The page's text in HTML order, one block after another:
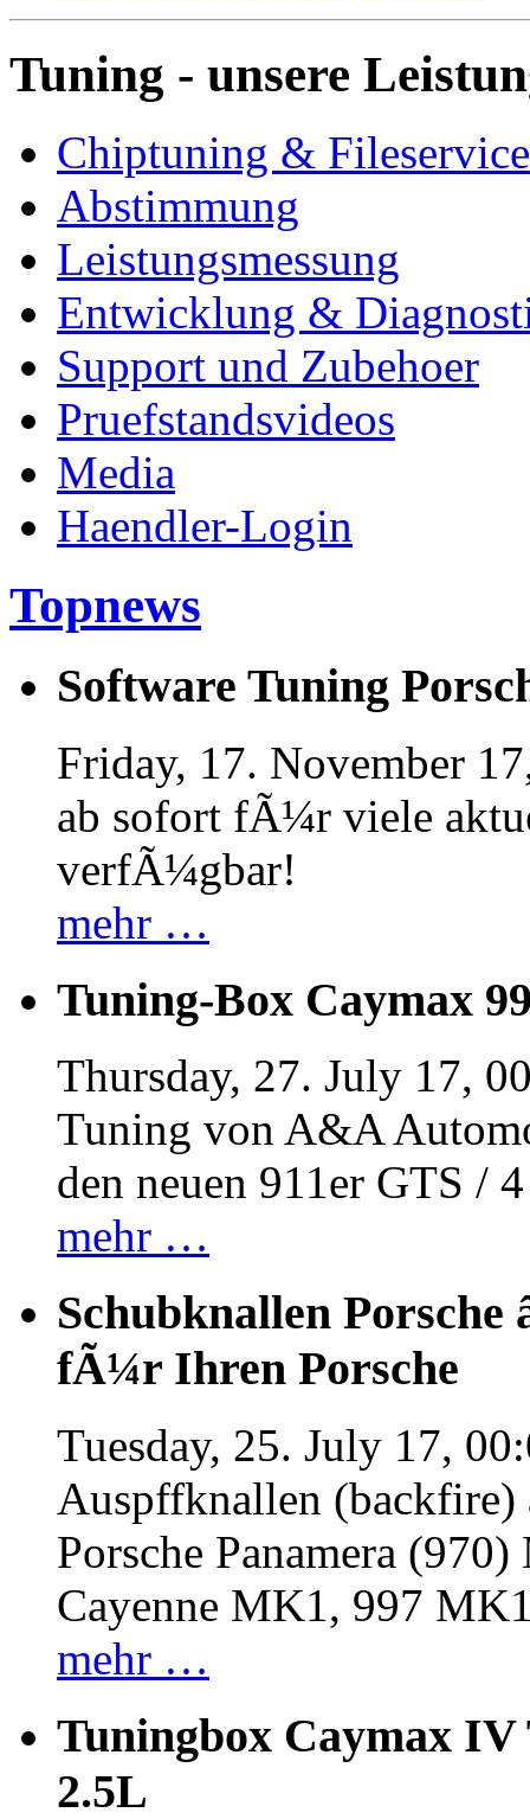
Tuning - unsere
Chiptuning & Fileservice
Abstimmung
Leistungsmessung
Entwicklung &
Support und Zubehoer
Pruefstandsvideos
Media
Haendler-Login
Topnews
Software Tuning
Friday, 17. November
ab sofort fÃ¼r viele
verfÃ¼gbar!
mehr …
Tuning-Box Caymax
Thursday, 27. July 17,
Tuning von A&A
den neuen 911er GTS /
mehr …
Schubknallen Porsche
fÃ¼r Ihren Porsche
Tuesday, 25. July 17,
Auspffknallen
Porsche Panamera
Cayenne MK1, 997
mehr …
Tuningbox Caymax IV
2.5L